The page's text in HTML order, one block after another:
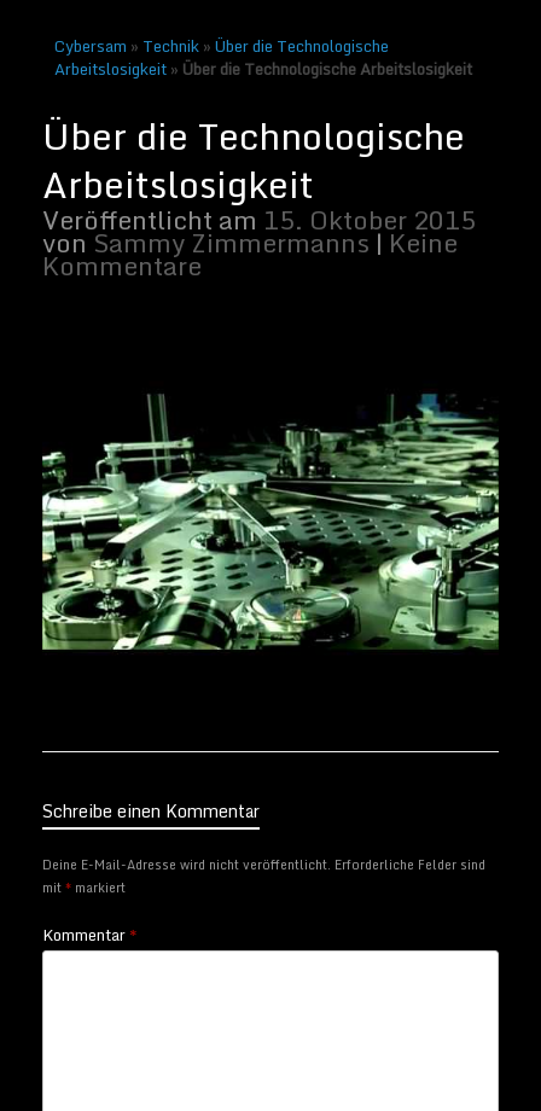
Cybersam » Technik»Über die Technologische
Arbeitslosigkeit» Über die Technologische Arbeitslosigkeit
Schreibe einen Kommentar
Deine E-Mail-Adresse wird nicht veröffentlicht. Erforderliche Felder sind
mit* markiert
Kommentar*